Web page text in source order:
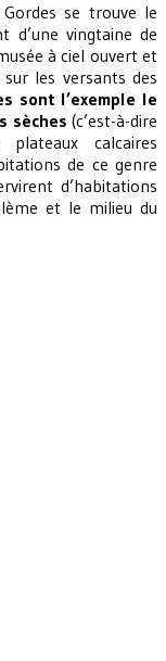
se trouve le
d’une vingtaine de
à ciel ouvert et
les versants des
sont l’exemple le
sèches (c’est-à-dire
calcaires
de ce genre
d’habitations
et le milieu du